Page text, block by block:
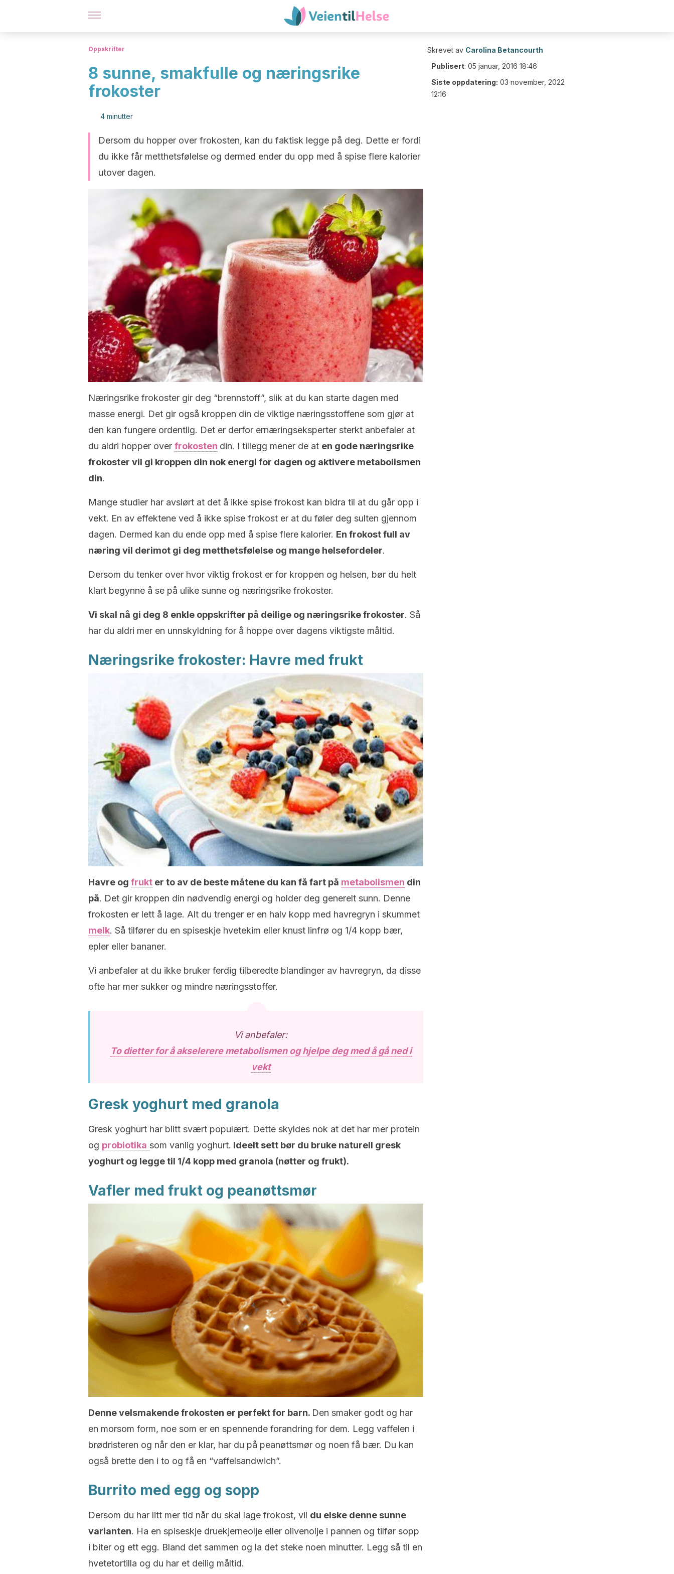
Oppskrifter
8 sunne, smakfulle og næringsrike
frokoster
4 minutter
Dersom du hopper over frokosten, kan du faktisk legge på deg. Dette er fordi
du ikke får metthetsfølelse og dermed ender du opp med å spise flere kalorier
utover dagen.
Næringsrike frokoster gir deg “brennstoff”, slik at du kan starte dagen med
masse energi. Det gir også kroppen din de viktige næringsstoffene som gjør at
den kan fungere ordentlig. Det er derfor ernæringseksperter sterkt anbefaler at
du aldri hopper over frokosten din. I tillegg mener de at en gode næringsrike
frokoster vil gi kroppen din nok energi for dagen og aktivere metabolismen
din.
Mange studier har avslørt at det å ikke spise frokost kan bidra til at du går opp i
vekt. En av effektene ved å ikke spise frokost er at du føler deg sulten gjennom
dagen. Dermed kan du ende opp med å spise flere kalorier. En frokost full av
næring vil derimot gi deg metthetsfølelse og mange helsefordeler.
Dersom du tenker over hvor viktig frokost er for kroppen og helsen, bør du helt
klart begynne å se på ulike sunne og næringsrike frokoster.
Vi skal nå gi deg 8 enkle oppskrifter på deilige og næringsrike frokoster. Så
har du aldri mer en unnskyldning for å hoppe over dagens viktigste måltid.
Næringsrike frokoster: Havre med frukt
Havre og frukt er to av de beste måtene du kan få fart på metabolismen din
på. Det gir kroppen din nødvendig energi og holder deg generelt sunn. Denne
frokosten er lett å lage. Alt du trenger er en halv kopp med havregryn i skummet
melk. Så tilfører du en spiseskje hvetekim eller knust linfrø og 1/4 kopp bær,
epler eller bananer.
Vi anbefaler at du ikke bruker ferdig tilberedte blandinger av havregryn, da disse
ofte har mer sukker og mindre næringsstoffer.
Vi anbefaler:
To dietter for å akselerere metabolismen og hjelpe deg med å gå ned i
vekt
Gresk yoghurt med granola
Gresk yoghurt har blitt svært populært. Dette skyldes nok at det har mer protein
og probiotika som vanlig yoghurt. Ideelt sett bør du bruke naturell gresk
yoghurt og legge til 1/4 kopp med granola (nøtter og frukt).
Vafler med frukt og peanøttsmør
Denne velsmakende frokosten er perfekt for barn. Den smaker godt og har
en morsom form, noe som er en spennende forandring for dem. Legg vaffelen i
brødristeren og når den er klar, har du på peanøttsmør og noen få bær. Du kan
også brette den i to og få en “vaffelsandwich”.
Burrito med egg og sopp
Dersom du har litt mer tid når du skal lage frokost, vil du elske denne sunne
varianten. Ha en spiseskje druekjerneolje eller olivenolje i pannen og tilfør sopp
i biter og ett egg. Bland det sammen og la det steke noen minutter. Legg så til en
hvetetortilla og du har et deilig måltid.
Skrevet av Carolina Betancourth
Publisert: 05 januar, 2016 18:46
Siste oppdatering: 03 november, 2022
12:16